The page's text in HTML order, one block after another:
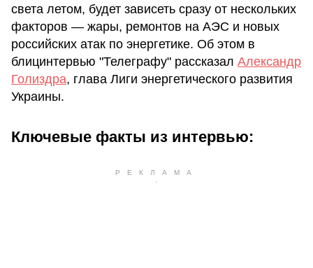
света летом, будет зависеть сразу от нескольких
факторов — жары, ремонтов на АЭС и новых
российских атак по энергетике. Об этом в
блицинтервью "Телеграфу" рассказал Александр
Голиздра, глава Лиги энергетического развития
Украины.
Ключевые факты из интервью: